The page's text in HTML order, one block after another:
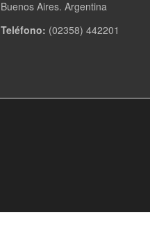
Buenos Aires. Argentina
Teléfono: (02358) 442201